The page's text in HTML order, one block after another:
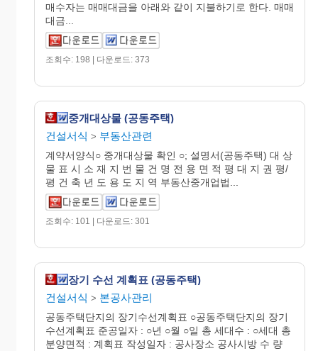
매수자는 매매대금을 아래와 같이 지불하기로 한다. 매매
대금...
조회수: 198 | 다운로드: 373
중개대상물 (공동주택)
건설서식 > 부동산관련
계약서양식○ 중개대상물 확인 ○; 설명서(공동주택) 대 상
물 표 시 소 재 지 번 물 건 명 전 용 면 적 평 대 지 권 평/
평 건 축 년 도 용 도 지 역 부동산중개업법...
조회수: 101 | 다운로드: 301
장기 수선 계획표 (공동주택)
건설서식 > 본공사관리
공동주택단지의 장기수선계획표 ○공동주택단지의 장기
수선계획표 준공일자 : ○년 ○월 ○일 총 세대수 : ○세대 총
분양면적 : 계획표 작성일자 : 공사장소 공사시방 수 량